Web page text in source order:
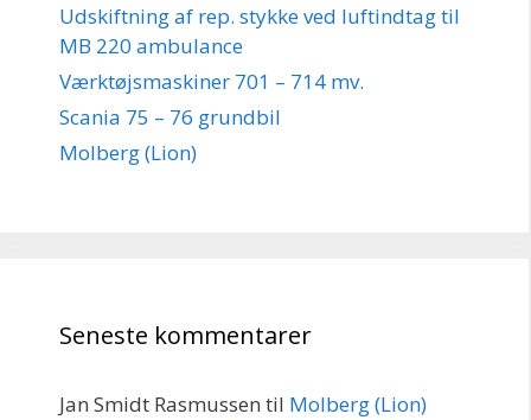
Udskiftning af rep. stykke ved luftindtag til
MB 220 ambulance
Værktøjsmaskiner 701 – 714 mv.
Scania 75 – 76 grundbil
Molberg (Lion)
Seneste kommentarer
Jan Smidt Rasmussen til Molberg (Lion)